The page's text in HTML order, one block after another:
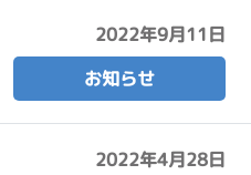
2022年9月11日
お知らせ
2022年4月28日